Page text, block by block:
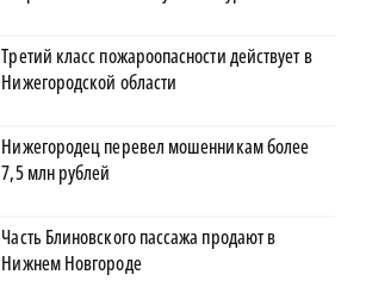
Третий класс пожароопасности действует в
Нижегородской области
Нижегородец перевел мошенникам более
7,5 млн рублей
Часть Блиновского пассажа продают в
Нижнем Новгороде